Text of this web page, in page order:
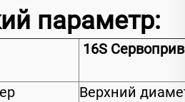
параметр:
16S
Верхний